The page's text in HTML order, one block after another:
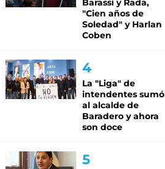
Barassi y Rada,
"Cien años de
Soledad" y Harlan
Coben
La "Liga" de
intendentes sumó
al alcalde de
Baradero y ahora
son doce